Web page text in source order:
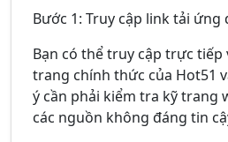
Bước 1: Truy cập link tải ứng
Bạn có thể truy cập trực tiếp
trang chính thức của Hot51
ý cần phải kiểm tra kỹ trang
các nguồn không đáng tin